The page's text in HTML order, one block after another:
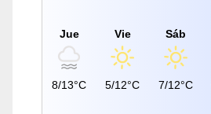
Jue
8/13°C
Vie
5/12°C
Sáb
7/12°C